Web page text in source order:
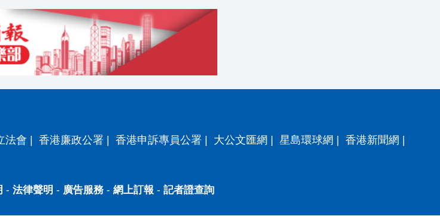
法會 | 香港廉政公署 | 香港申訴專員公署 | 大公文匯網 | 星島環球網 | 香港新聞網 |
- 法律聲明 - 廣告服務- 網上訂報 - 記者證查詢